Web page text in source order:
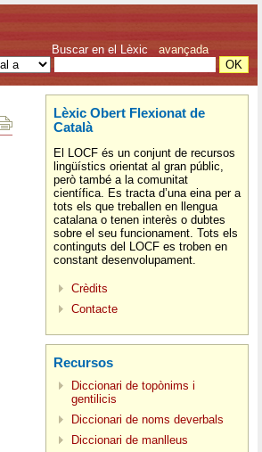
Buscar en el Lèxic avançada
Lèxic Obert Flexionat de
Català
El LOCF és un conjunt de recursos
lingüístics orientat al gran públic,
però també a la comunitat
científica. Es tracta d’una eina per a
tots els que treballen en llengua
catalana o tenen interès o dubtes
sobre el seu funcionament. Tots els
continguts del LOCF es troben en
constant desenvolupament.
Crèdits
Contacte
Recursos
Diccionari de topònims i
gentilicis
Diccionari de noms deverbals
Diccionari de manlleus